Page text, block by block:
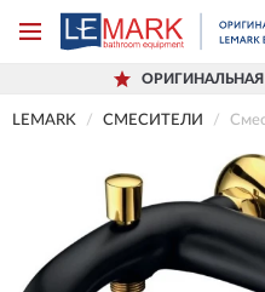
LEMARK СМЕСИТЕЛИ